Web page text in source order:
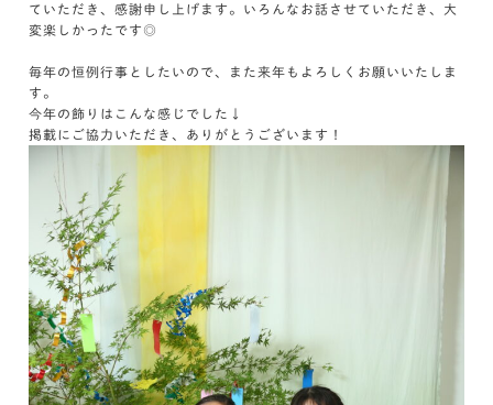
ていただき、感謝申し上げます。いろんなお話させていただき、大
変楽しかったです◎
毎年の恒例行事としたいので、また来年もよろしくお願いいたしま
す。
今年の飾りはこんな感じでした↓
掲載にご協力いただき、ありがとうございます！